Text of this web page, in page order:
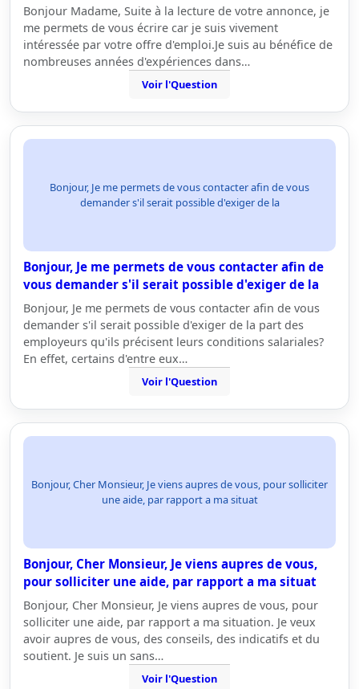
Bonjour Madame, Suite à la lecture de votre annonce, je
me permets de vous écrire car je suis vivement
intéressée par votre offre d'emploi.Je suis au bénéfice de
nombreuses années d'expériences dans…
Voir l'Question
Bonjour, Je me permets de vous contacter afin de vous
demander s'il serait possible d'exiger de la
Bonjour, Je me permets de vous contacter afin de
vous demander s'il serait possible d'exiger de la
Bonjour, Je me permets de vous contacter afin de vous
demander s'il serait possible d'exiger de la part des
employeurs qu'ils précisent leurs conditions salariales?
En effet, certains d'entre eux…
Voir l'Question
Bonjour, Cher Monsieur, Je viens aupres de vous, pour solliciter
une aide, par rapport a ma situat
Bonjour, Cher Monsieur, Je viens aupres de vous,
pour solliciter une aide, par rapport a ma situat
Bonjour, Cher Monsieur, Je viens aupres de vous, pour
solliciter une aide, par rapport a ma situation. Je veux
avoir aupres de vous, des conseils, des indicatifs et du
soutient. Je suis un sans…
Voir l'Question